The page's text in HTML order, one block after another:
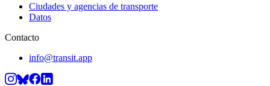
Ciudades y agencias de transporte
Datos
Contacto
info@transit.app